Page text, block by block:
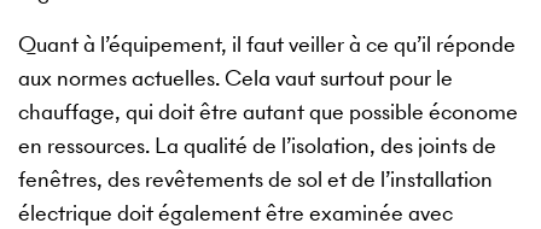
Quant à l’équipement, il faut veiller à ce qu’il réponde
aux normes actuelles. Cela vaut surtout pour le
chauffage, qui doit être autant que possible économe
en ressources. La qualité de l’isolation, des joints de
fenêtres, des revêtements de sol et de l’installation
électrique doit également être examinée avec